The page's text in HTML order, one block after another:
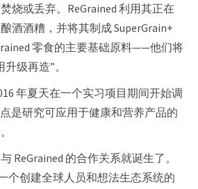
烧或丢弃。ReGrained 利用其正在
酒酒糟，并将其制成 SuperGrain+
零食的主要基础原料——他们将
级再造”。
年夏天在一个实习项目期间开始调
是研究可应用于健康和营养产品的
ReGrained 的合作关系就诞生了。
个创建全球人员和想法生态系统的